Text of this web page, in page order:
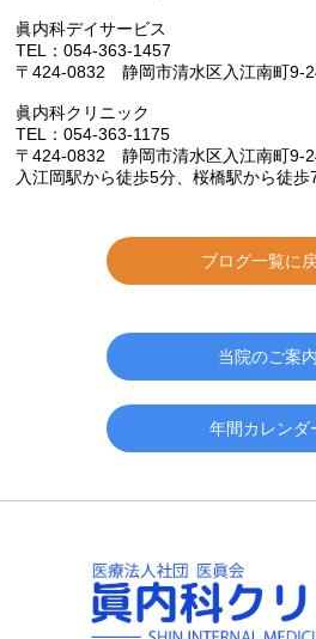
眞内科デイサービス
TEL：054-363-1457
〒424-0832 静岡市清水区入江南町9-
眞内科クリニック
TEL：054-363-1175
〒424-0832 静岡市清水区入江南町9-
入江岡駅から徒歩5分、桜橋駅から徒
ブログ一覧に
当院のご案内
年間カレンダ